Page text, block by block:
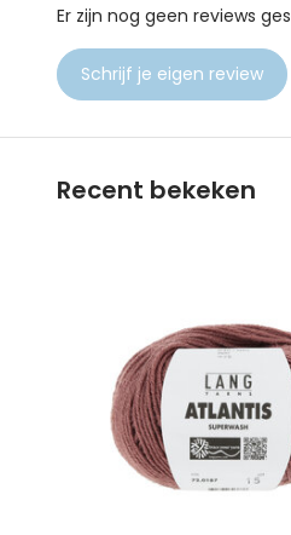
Er zijn nog geen reviews
Schrijf je eigen review
Recent bekeken